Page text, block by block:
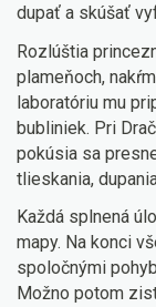
dupať a skúšať
Rozlúštia
plameňoch,
laboratóriu mu
bubliniek. Pri
pokúsia sa
tlieskania,
Každá splnená
mapy. Na konci
spoločnými
Možno potom